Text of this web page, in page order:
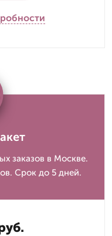
заказов в Москве.
Срок до 5 дней.